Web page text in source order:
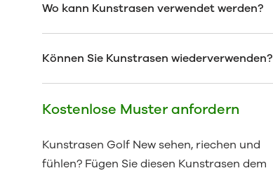
Wo kann Kunstrasen verwendet werden?
Können Sie Kunstrasen wiederverwenden?
Kostenlose Muster anfordern
Kunstrasen Golf New sehen, riechen und
fühlen? Fügen Sie diesen Kunstrasen dem